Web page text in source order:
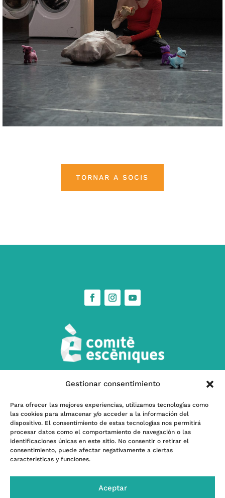
Gestionar consentimiento
Para ofrecer las mejores experiencias, utilizamos tecnologías como
las cookies para almacenar y/o acceder a la información del
dispositivo. El consentimiento de estas tecnologías nos permitirá
procesar datos como el comportamiento de navegación o las
identificaciones únicas en este sitio. No consentir o retirar el
consentimiento, puede afectar negativamente a ciertas
características y funciones.
Aceptar
TORNAR A SOCIS
w Contacta’ns
l Subscriu-te a nostra Newsletter
Programa kit Digital – Financiado por la Unión
Europea -Next GenerationEU- |Financiado por el
INAEM, Ministerio de Cultura y Deporte